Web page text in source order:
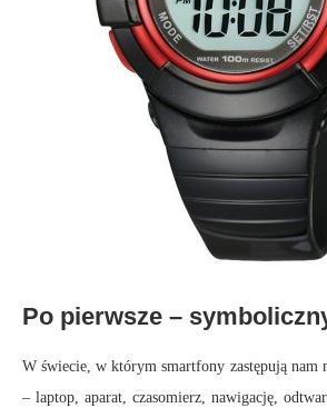
Po pierwsze –
W świecie, w którym smartfony zastępują nam
– laptop, aparat, czasomierz, nawigację,